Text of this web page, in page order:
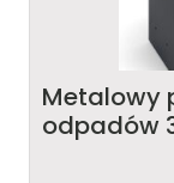
Metalowy
odpadów